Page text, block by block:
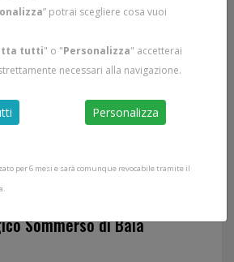
Sommerso di Baia
” potrai scegliere cosa vuoi
tutti" o "Personalizza" accetterai
necessari alla navigazione.
Personalizza
per 6 mesi e sarà comunque revocabile tramite il